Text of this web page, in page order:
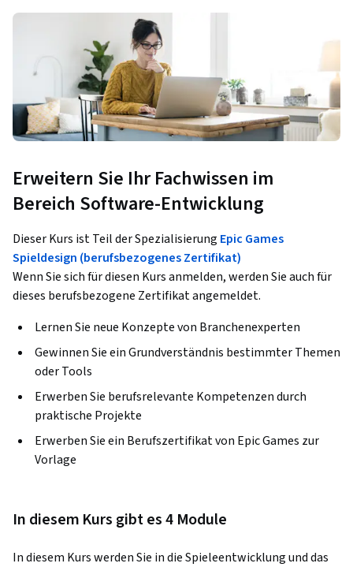
Erweitern Sie Ihr Fachwissen im
Bereich Software-Entwicklung
Dieser Kurs ist Teil der Spezialisierung Epic Games
Spieldesign (berufsbezogenes Zertifikat)
Wenn Sie sich für diesen Kurs anmelden, werden Sie auch für
dieses berufsbezogene Zertifikat angemeldet.
Lernen Sie neue Konzepte von Branchenexperten
Gewinnen Sie ein Grundverständnis bestimmter Themen
oder Tools
Erwerben Sie berufsrelevante Kompetenzen durch
praktische Projekte
Erwerben Sie ein Berufszertifikat von Epic Games zur
Vorlage
In diesem Kurs gibt es 4 Module
In diesem Kurs werden Sie in die Spieleentwicklung und das